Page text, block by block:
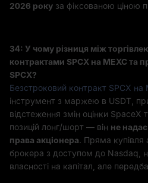
2026 року за фіксованою ціною
З4: У чому різниця між
контрактами SPCX на MEXC та
SPCX?
Безстроковий контракт SPCX на
інструмент з маржею в USDT,
відстеження змін оцінки SpaceX
позицій лонг/шорт — він не
права акціонера. Пряма купівля
брокера з доступом до Nasdaq,
власності на капітал, але